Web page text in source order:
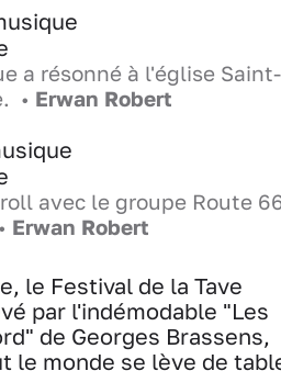
a résonné à l'église Saint-
• Erwan Robert
avec le groupe Route
Erwan Robert
le Festival de la Tave
par l'indémodable "Les
de Georges Brassens,
le monde se lève de